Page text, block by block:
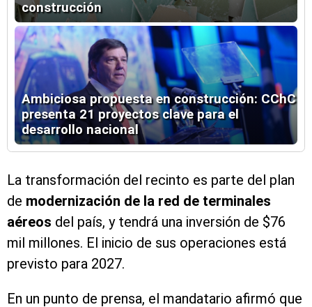
construcción
Ambiciosa propuesta en construcción: CChC
presenta 21 proyectos clave para el
desarrollo nacional
La transformación del recinto es parte del plan
de modernización de la red de terminales
aéreos del país, y tendrá una inversión de $76
mil millones. El inicio de sus operaciones está
previsto para 2027.
En un punto de prensa, el mandatario afirmó que